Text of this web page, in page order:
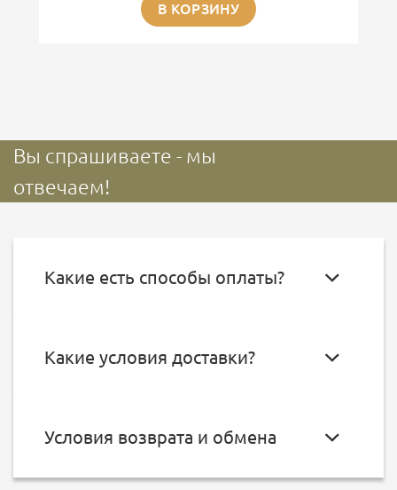
В КОРЗИНУ
Вы спрашиваете - мы
отвечаем!
Какие есть способы оплаты?
Какие условия доставки?
Условия возврата и обмена